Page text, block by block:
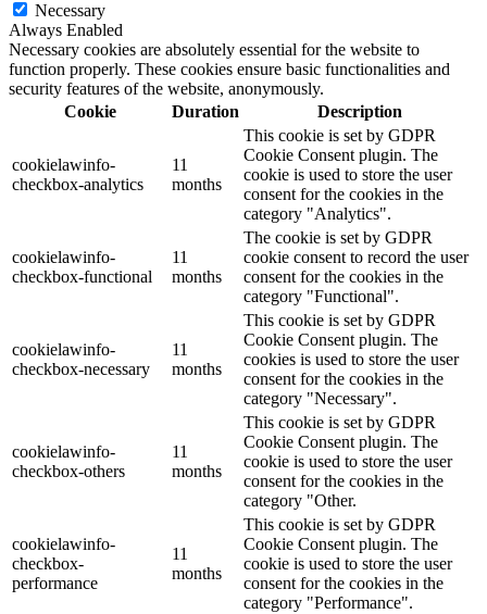
Necessary
Always Enabled
Necessary cookies are absolutely essential for the website to
function properly. These cookies ensure basic functionalities and
security features of the website, anonymously.
Cookie
Duration Description
cookielawinfo-
checkbox-analytics
11
months
This cookie is set by GDPR
Cookie Consent plugin. The
cookie is used to store the user
consent for the cookies in the
category "Analytics".
cookielawinfo-
checkbox-functional
11
months
The cookie is set by GDPR
cookie consent to record the user
consent for the cookies in the
category "Functional".
cookielawinfo-
checkbox-necessary
11
months
This cookie is set by GDPR
Cookie Consent plugin. The
cookies is used to store the user
consent for the cookies in the
category "Necessary".
cookielawinfo-
checkbox-others
11
months
This cookie is set by GDPR
Cookie Consent plugin. The
cookie is used to store the user
consent for the cookies in the
category "Other.
cookielawinfo-
checkbox-
performance
11
months
This cookie is set by GDPR
Cookie Consent plugin. The
cookie is used to store the user
consent for the cookies in the
category "Performance".